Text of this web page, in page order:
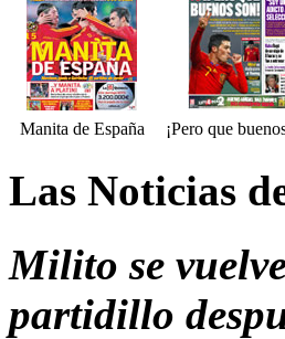
Manita de España ¡Pero que
Las Noticias
Milito se
partidillo